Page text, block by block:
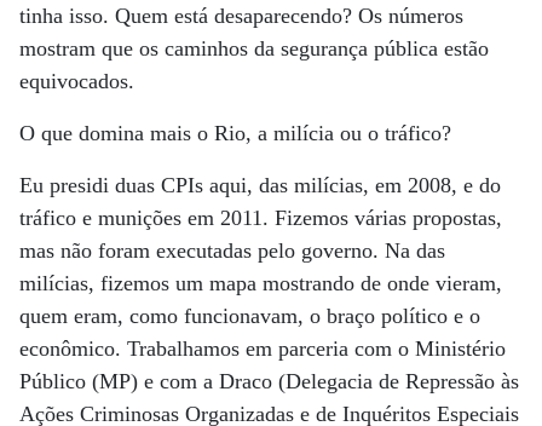
tinha isso. Quem está desaparecendo? Os números
mostram que os caminhos da segurança pública estão
equivocados.
O que domina mais o Rio, a milícia ou o tráfico?
Eu presidi duas CPIs aqui, das milícias, em 2008, e do
tráfico e munições em 2011. Fizemos várias propostas,
mas não foram executadas pelo governo. Na das
milícias, fizemos um mapa mostrando de onde vieram,
quem eram, como funcionavam, o braço político e o
econômico. Trabalhamos em parceria com o Ministério
Público (MP) e com a Draco (Delegacia de Repressão às
Ações Criminosas Organizadas e de Inquéritos Especiais